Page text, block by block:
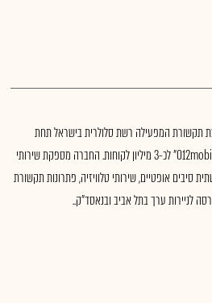
תקשורת המפעילה רשת סלולרית בישראל תחת
המותג “Partner 5G” ותחת המותג “012mobile” לכ-3 מיליון לקוחות. החברה מספקת שירותי
סיבים אופטיים, שירותי טלוויזיה, פתרונות תקשורת
לניירות ערך בתל אביב ובנאסד"ק..